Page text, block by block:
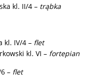
kl. II/4 – trąbka
kl. IV/4 – flet
kl. VI – fortepian
– flet